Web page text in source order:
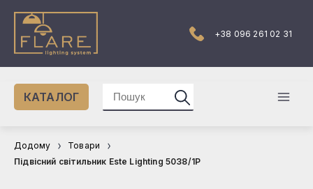
вмісту
+38 096 261 02 31
КАТАЛОГ
Шукати:
Додому
Товари
Підвісний світильник Este Lighting 5038/1P